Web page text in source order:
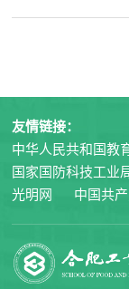
友情链接：
中华人民共和国教
国家国防科技工业
光明网
中国共